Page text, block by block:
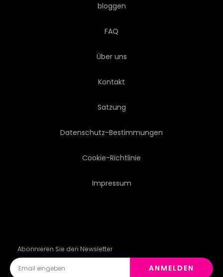
bloggen
FAQ
Über uns
Kontakt
Satzung
Datenschutz-Bestimmungen
Cookie-Richtlinie
Impressum
Abonnieren Sie den Newsletter
ANMELDEN